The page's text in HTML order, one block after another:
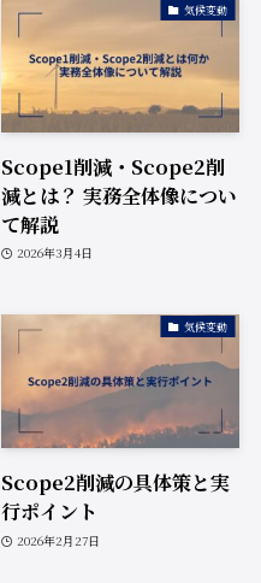
気候変動
Scope1削減・Scope2削
減とは？ 実務全体像につい
て解説
2026年3月4日
気候変動
Scope2削減の具体策と実
行ポイント
2026年2月27日